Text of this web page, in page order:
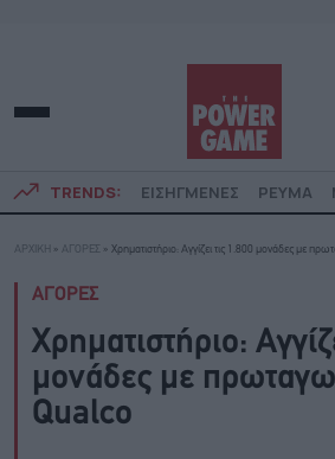
TRENDS: ΕΙΣΗΓΜΕΝΕΣ ΡΕΥΜΑ
ΑΡΧΙΚΗ » ΑΓΟΡΕΣ » Χρηματιστήριο: Aγγίζει τις 1.800 μονάδες με
ΑΓΟΡΕΣ
Χρηματιστήριο:
μονάδες με
Qualco